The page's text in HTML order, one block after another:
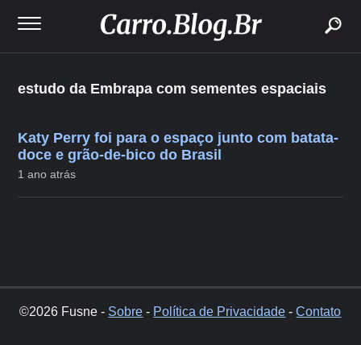
estudo da Embrapa com sementes espaciais
Katy Perry foi para o espaço junto com batata-
doce e grão-de-bico do Brasil
1 ano atrás
©2026 Fusne - Sobre - Política de Privacidade -Contato